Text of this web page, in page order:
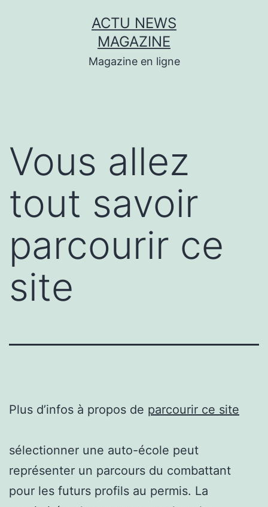
ACTU NEWS
MAGAZINE
Magazine en ligne
Vous allez
tout savoir
parcourir ce
site
Plus d’infos à propos de parcourir ce site
sélectionner une auto-école peut
représenter un parcours du combattant
pour les futurs profils au permis. La